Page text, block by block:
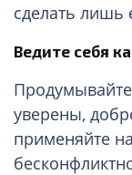
сделать лишь
Ведите себя
уверены,
применяйте